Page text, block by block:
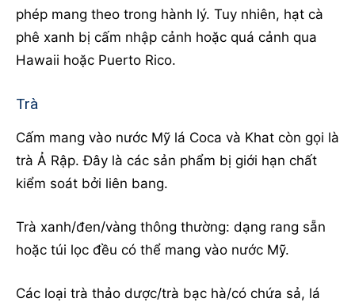
phép mang theo trong hành lý. Tuy nhiên, hạt cà
phê xanh bị cấm nhập cảnh hoặc quá cảnh qua
Hawaii hoặc Puerto Rico.
Trà
Cấm mang vào nước Mỹ lá Coca và Khat còn gọi là
trà Ả Rập. Đây là các sản phẩm bị giới hạn chất
kiểm soát bởi liên bang.
Trà xanh/đen/vàng thông thường: dạng rang sẵn
hoặc túi lọc đều có thể mang vào nước Mỹ.
Các loại trà thảo dược/trà bạc hà/có chứa sả, lá